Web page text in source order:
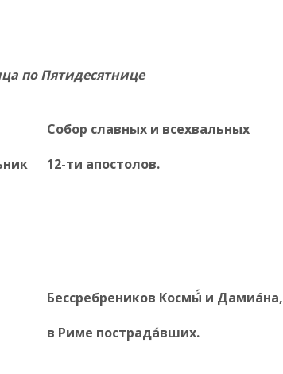
по Пятидесятнице
Собор славных и всехвальных
12-ти апостолов.
Бессребреников Космы́́ и Дамиáна,
в Риме пострада́вших.